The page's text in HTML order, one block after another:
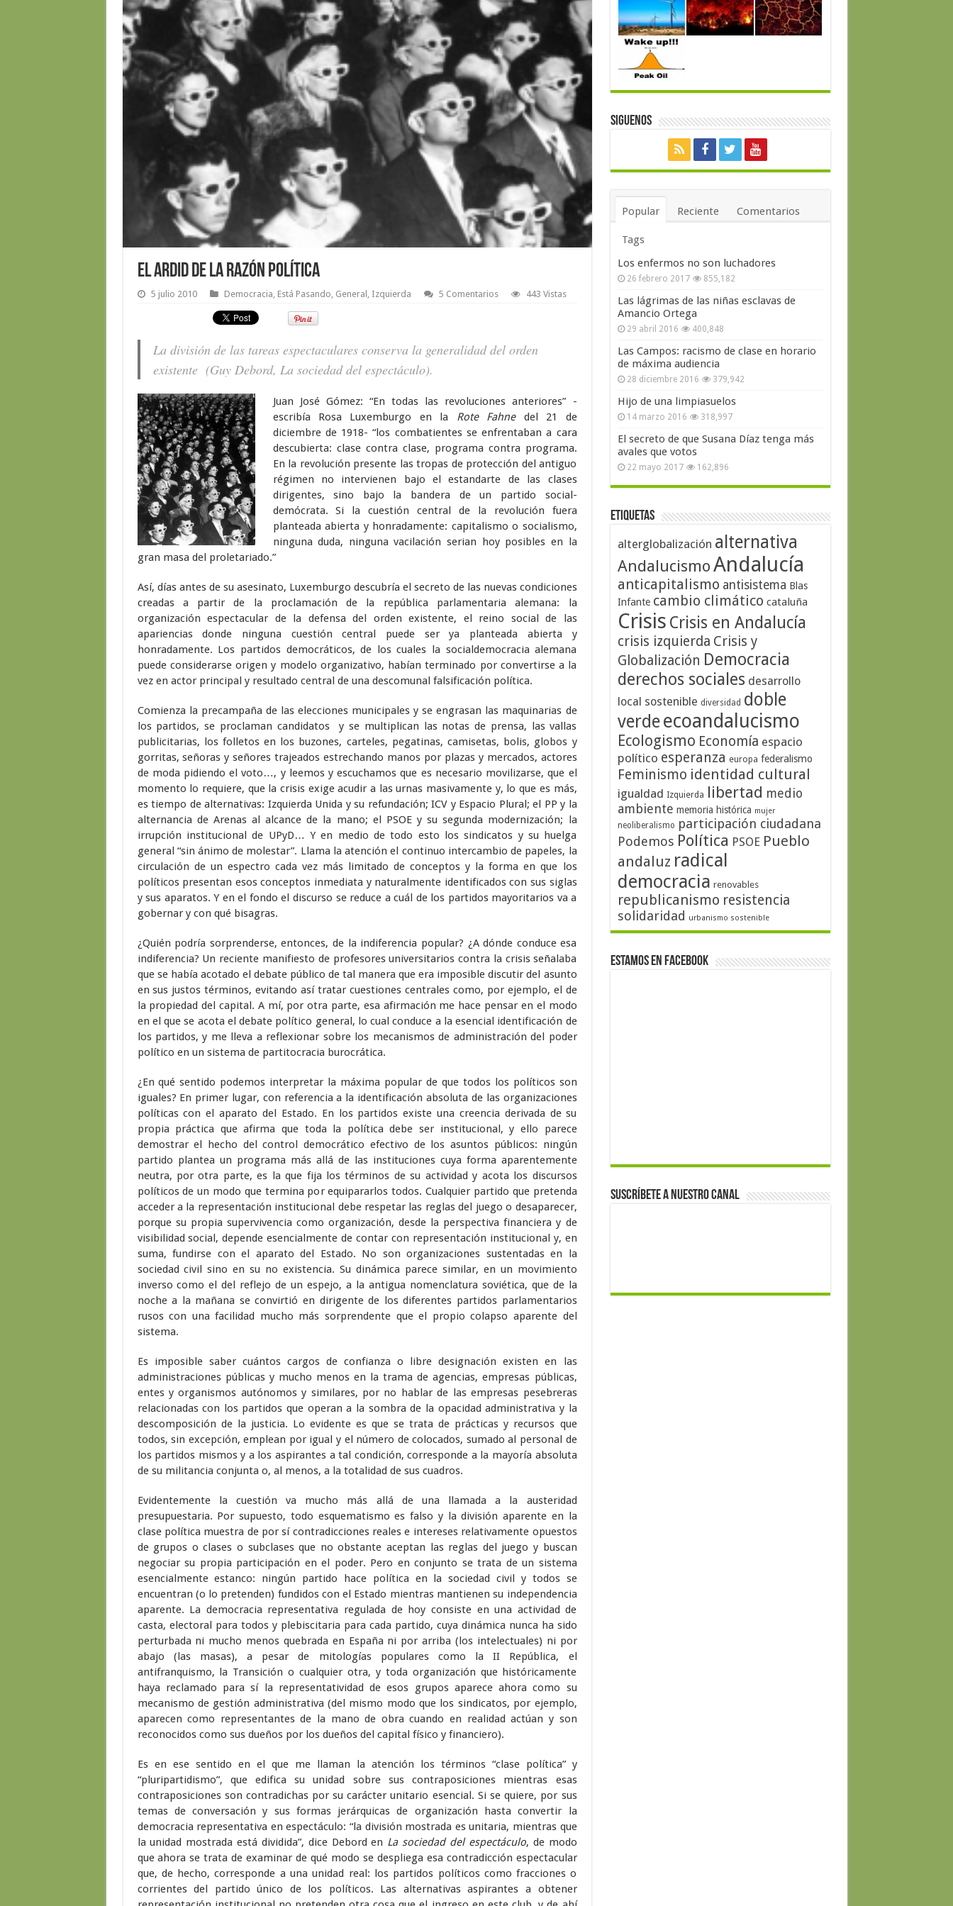
El ardid de la razón política
5 julio 2010 Democracia Está Pasando General Izquierda 5 Comentarios 443 Vistas
La división de las tareas espectaculares conserva la generalidad del orden
existente (Guy Debord, La sociedad del espectáculo).
Juan José Gómez: “En todas las revoluciones anteriores” -
escribía Rosa Luxemburgo en la Rote Fahne
del 21 de
diciembre de 1918- “los combatientes se enfrentaban a cara
descubierta: clase contra clase, programa contra programa.
En la revolución presente las tropas de protección del antiguo
régimen no intervienen bajo el estandarte de las clases
dirigentes, sino bajo la bandera de un partido social-
demócrata. Si la cuestión central de la revolución fuera
planteada abierta y honradamente: capitalismo o socialismo,
ninguna duda, ninguna vacilación serian hoy posibles en la
gran masa del proletariado.”
Así, días antes de su asesinato, Luxemburgo descubría el secreto de las nuevas condiciones
creadas a partir de la proclamación de la república parlamentaria alemana: la
organización espectacular de la defensa del orden existente, el reino social de las
apariencias donde ninguna cuestión central puede ser ya planteada abierta y
honradamente. Los partidos democráticos, de los cuales la socialdemocracia alemana
puede considerarse origen y modelo organizativo, habían terminado por convertirse a la
vez en actor principal y resultado central de una descomunal falsificación política.
Comienza la precampaña de las elecciones municipales y se engrasan las maquinarias de
los partidos, se proclaman candidatos y se multiplican las notas de prensa, las vallas
publicitarias, los folletos en los buzones, carteles, pegatinas, camisetas, bolis, globos y
gorritas, señoras y señores trajeados estrechando manos por plazas y mercados, actores
de moda pidiendo el voto…, y leemos y escuchamos que es necesario movilizarse, que el
momento lo requiere, que la crisis exige acudir a las urnas masivamente y, lo que es más,
es tiempo de alternativas: Izquierda Unida y su refundación; ICV y Espacio Plural; el PP y la
alternancia de Arenas al alcance de la mano; el PSOE y su segunda modernización; la
irrupción institucional de UPyD… Y en medio de todo esto los sindicatos y su huelga
general “sin ánimo de molestar”. Llama la atención el continuo intercambio de papeles, la
circulación de un espectro cada vez más limitado de conceptos y la forma en que los
políticos presentan esos conceptos inmediata y naturalmente identificados con sus siglas
y sus aparatos. Y en el fondo el discurso se reduce a cuál de los partidos mayoritarios va a
gobernar y con qué bisagras.
¿Quién podría sorprenderse, entonces, de la indiferencia popular? ¿A dónde conduce esa
indiferencia? Un reciente manifiesto de profesores universitarios contra la crisis señalaba
que se había acotado el debate público de tal manera que era imposible discutir del asunto
en sus justos términos, evitando así tratar cuestiones centrales como, por ejemplo, el de
la propiedad del capital. A mí, por otra parte, esa afirmación me hace pensar en el modo
en el que se acota el debate político general, lo cual conduce a la esencial identificación de
los partidos, y me lleva a reflexionar sobre los mecanismos de administración del poder
político en un sistema de partitocracia burocrática.
¿En qué sentido podemos interpretar la máxima popular de que todos los políticos son
iguales? En primer lugar, con referencia a la identificación absoluta de las organizaciones
políticas con el aparato del Estado. En los partidos existe una creencia derivada de su
propia práctica que afirma que toda la política debe ser institucional, y ello parece
demostrar el hecho del control democrático efectivo de los asuntos públicos: ningún
partido plantea un programa más allá de las instituciones cuya forma aparentemente
neutra, por otra parte, es la que fija los términos de su actividad y acota los discursos
políticos de un modo que termina por equipararlos todos. Cualquier partido que pretenda
acceder a la representación institucional debe respetar las reglas del juego o desaparecer,
porque su propia supervivencia como organización, desde la perspectiva financiera y de
visibilidad social, depende esencialmente de contar con representación institucional y, en
suma, fundirse con el aparato del Estado. No son organizaciones sustentadas en la
sociedad civil sino en su no existencia. Su dinámica parece similar, en un movimiento
inverso como el del reflejo de un espejo, a la antigua nomenclatura soviética, que de la
noche a la mañana se convirtió en dirigente de los diferentes partidos parlamentarios
rusos con una facilidad mucho más sorprendente que el propio colapso aparente del
sistema.
Es imposible saber cuántos cargos de confianza o libre designación existen en las
administraciones públicas y mucho menos en la trama de agencias, empresas públicas,
entes y organismos autónomos y similares, por no hablar de las empresas pesebreras
relacionadas con los partidos que operan a la sombra de la opacidad administrativa y la
descomposición de la justicia. Lo evidente es que se trata de prácticas y recursos que
todos, sin excepción, emplean por igual y el número de colocados, sumado al personal de
los partidos mismos y a los aspirantes a tal condición, corresponde a la mayoría absoluta
de su militancia conjunta o, al menos, a la totalidad de sus cuadros.
Evidentemente la cuestión va mucho más allá de una llamada a la austeridad
presupuestaria. Por supuesto, todo esquematismo es falso y la división aparente en la
clase política muestra de por sí contradicciones reales e intereses relativamente opuestos
de grupos o clases o subclases que no obstante aceptan las reglas del juego y buscan
negociar su propia participación en el poder. Pero en conjunto se trata de un sistema
esencialmente estanco: ningún partido hace política en la sociedad civil y todos se
encuentran (o lo pretenden) fundidos con el Estado mientras mantienen su independencia
aparente. La democracia representativa regulada de hoy consiste en una actividad de
casta, electoral para todos y plebiscitaria para cada partido, cuya dinámica nunca ha sido
perturbada ni mucho menos quebrada en España ni por arriba (los intelectuales) ni por
abajo (las masas), a pesar de mitologías populares como la II República, el
antifranquismo, la Transición o cualquier otra, y toda organización que históricamente
haya reclamado para sí la representatividad de esos grupos aparece ahora como su
mecanismo de gestión administrativa (del mismo modo que los sindicatos, por ejemplo,
aparecen como representantes de la mano de obra cuando en realidad actúan y son
reconocidos como sus dueños por los dueños del capital físico y financiero).
Es en ese sentido en el que me llaman la atención los términos “clase política” y
“pluripartidismo”, que edifica su unidad sobre sus contraposiciones mientras esas
contraposiciones son contradichas por su carácter unitario esencial. Si se quiere, por sus
temas de conversación y sus formas jerárquicas de organización hasta convertir la
democracia representativa en espectáculo: “la división mostrada es unitaria, mientras que
la unidad mostrada está dividida”, dice Debord en La sociedad del espectáculo, de modo
que ahora se trata de examinar de qué modo se despliega esa contradicción espectacular
que, de hecho, corresponde a una unidad real: los partidos políticos como fracciones o
corrientes del partido único de los políticos. Las alternativas aspirantes a obtener
Siguenos
Popular Reciente Comentarios
Tags
Los enfermos no son luchadores
26 febrero 2017 855,182
Las lágrimas de las niñas esclavas de
Amancio Ortega
29 abril 2016 400,848
Las Campos: racismo de clase en horario
de máxima audiencia
28 diciembre 2016 379,942
Hijo de una limpiasuelos
14 marzo 2016 318,997
El secreto de que Susana Díaz tenga más
avales que votos
22 mayo 2017 162,896
Etiquetas
alterglobalización alternativa
AndalucismoAndalucía
anticapitalismo antisistema Blas
Infante cambio climático cataluña
Crisis Crisis en Andalucía
crisis izquierda Crisis y
Globalización Democracia
derechos sociales desarrollo
local sostenible diversidad doble
verdeecoandalucismo
Ecologismo Economía espacio
político esperanza europa federalismo
Feminismo identidad cultural
igualdad Izquierda libertad medio
ambiente memoria histórica mujer
neoliberalismo participación ciudadana
Podemos Política PSOE Pueblo
andaluz radical
democracia renovables
republicanismo resistencia
solidaridad urbanismo sostenible
Estamos en Facebook
Suscríbete a nuestro canal